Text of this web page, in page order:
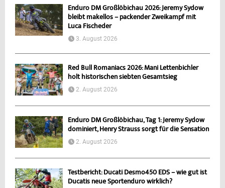
Enduro DM Großlöbichau 2026: Jeremy Sydow
bleibt makellos – packender Zweikampf mit
Luca Fischeder
3. August 2026
Red Bull Romaniacs 2026: Mani Lettenbichler
holt historischen siebten Gesamtsieg
2. August 2026
Enduro DM Großlöbichau, Tag 1: Jeremy Sydow
dominiert, Henry Strauss sorgt für die Sensation
2. August 2026
Testbericht: Ducati Desmo450 EDS – wie gut ist
Ducatis neue Sportenduro wirklich?